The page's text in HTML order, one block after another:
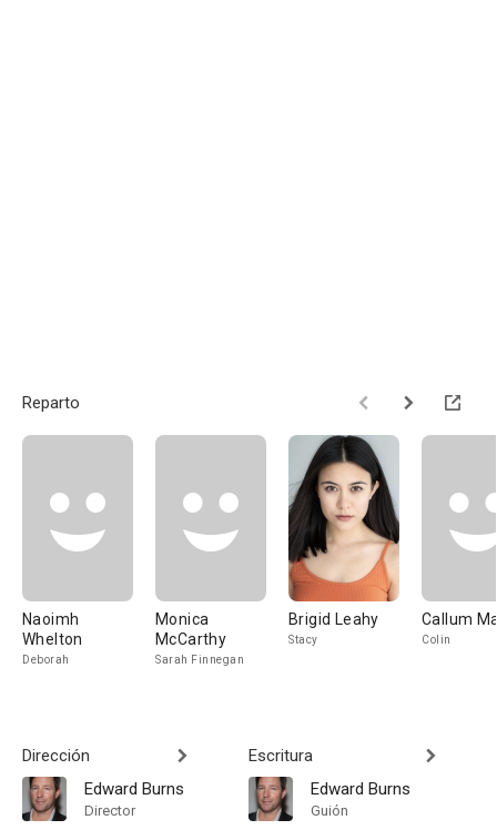
Reparto
Naoimh
Whelton
Deborah
Monica
McCarthy
Sarah Finnegan
Brigid Leahy
Stacy
Callum
Colin
Dirección
Edward Burns
Director
Escritura
Edward Burns
Guión